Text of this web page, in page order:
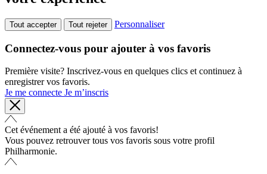
Tout accepter Tout rejeter Personnaliser
Connectez-vous pour ajouter à vos favoris
Première visite? Inscrivez-vous en quelques clics et continuez à
enregistrer vos favoris.
Je me connecte Je m’inscris
Cet événement a été ajouté à vos favoris!
Vous pouvez retrouver tous vos favoris sous votre profil
Philharmonie.